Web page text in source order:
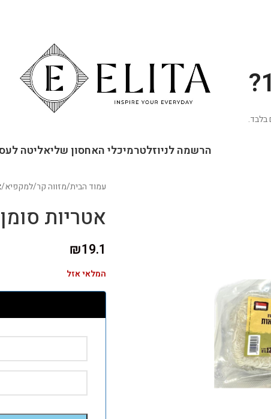
הרשמה לניוזלטרמיכלי האחסון שליאליטה
עמוד הבית/מזווה קר/למקפיא/
אטריות
₪19.1
המלאי אזל